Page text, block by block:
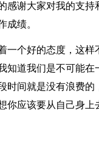
感谢大家对我的支
成绩。
一个好的态度，这
知道我们是不可能
时间就是没有浪费
你应该要从自己身